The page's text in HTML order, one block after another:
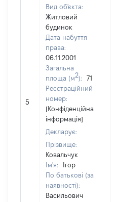
5
Вид об'єкта:
Житловий
будинок
Дата набуття
права:
06.11.2001
Загальна
площа (м2):
71
Реєстраційний
номер:
[Конфіденційна
інформація]
Декларує:
Прізвище:
Ковальчук
Ім'я:
Ігор
По батькові (за
наявності):
Васильович